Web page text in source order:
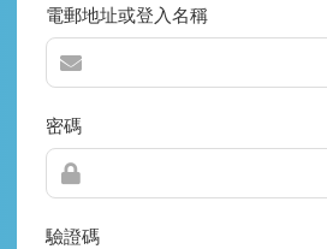
電郵地址或登入名稱
密碼
驗證碼